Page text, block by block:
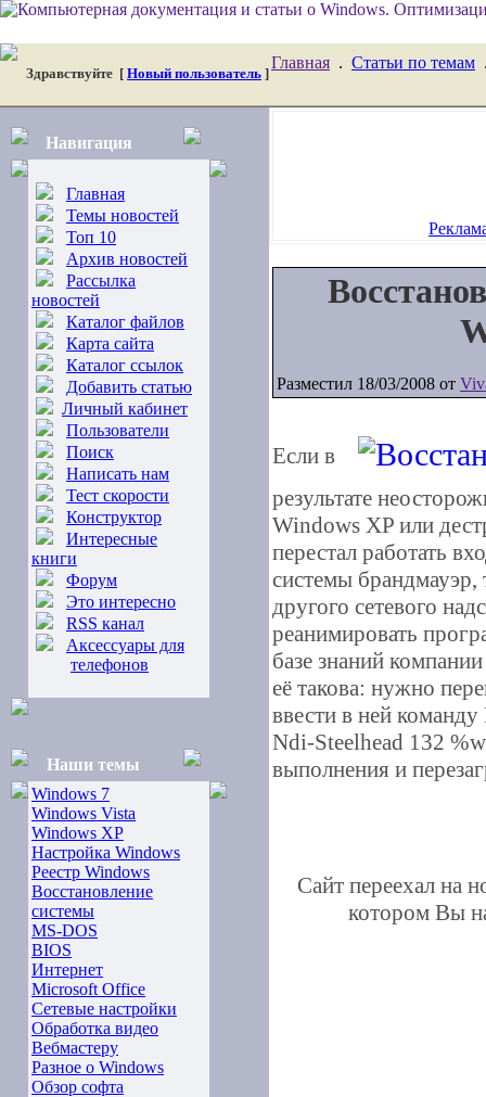
Здравствуйте [ Новый пользователь ]
Главная . Статьи по темам
Навигация
Главная
Темы новостей
Топ 10
Архив новостей
Рассылка
новостей
Каталог файлов
Карта сайта
Каталог ссылок
Добавить статью
Личный кабинет
Пользователи
Поиск
Написать нам
Тест скорости
Конструктор
Интересные
книги
Форум
Это интересно
RSS канал
Аксессуары для
телефонов
Наши темы
Windows 7
Windows Vista
Windows XP
Настройка Windows
Реестр Windows
Восстановление
системы
MS-DOS
BIOS
Интернет
Microsoft Office
Сетевые настройки
Обработка видео
Вебмастеру
Разное о Windows
Обзор софта
Разместил 18/03/2008 от
Если в
результате
Windows XP или
перестал работать
системы брандмауэр,
другого сетевого
реанимировать
базе знаний
её такова: нужно
ввести в ней
Ndi-Steelhead 132
выполнения и
Сайт переехал на
котором Вы